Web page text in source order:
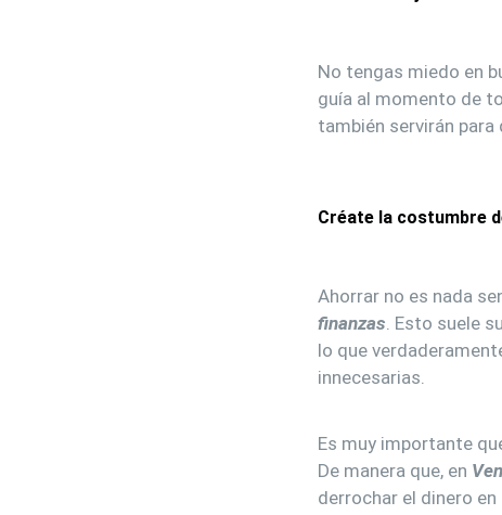
No tengas miedo en
guía al momento de
también servirán
Créate la costumbre
Ahorrar no es nada
finanzas. Esto suele
lo que
innecesarias.
Es muy importante
De manera que, en
derrochar el dinero